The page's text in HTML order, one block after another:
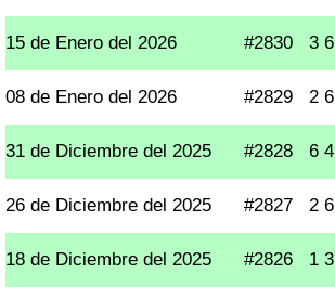
15 de Enero del 2026 #2830 3
08 de Enero del 2026 #2829 2
31 de Diciembre del 2025 #2828 6
26 de Diciembre del 2025 #2827 2
18 de Diciembre del 2025 #2826 1